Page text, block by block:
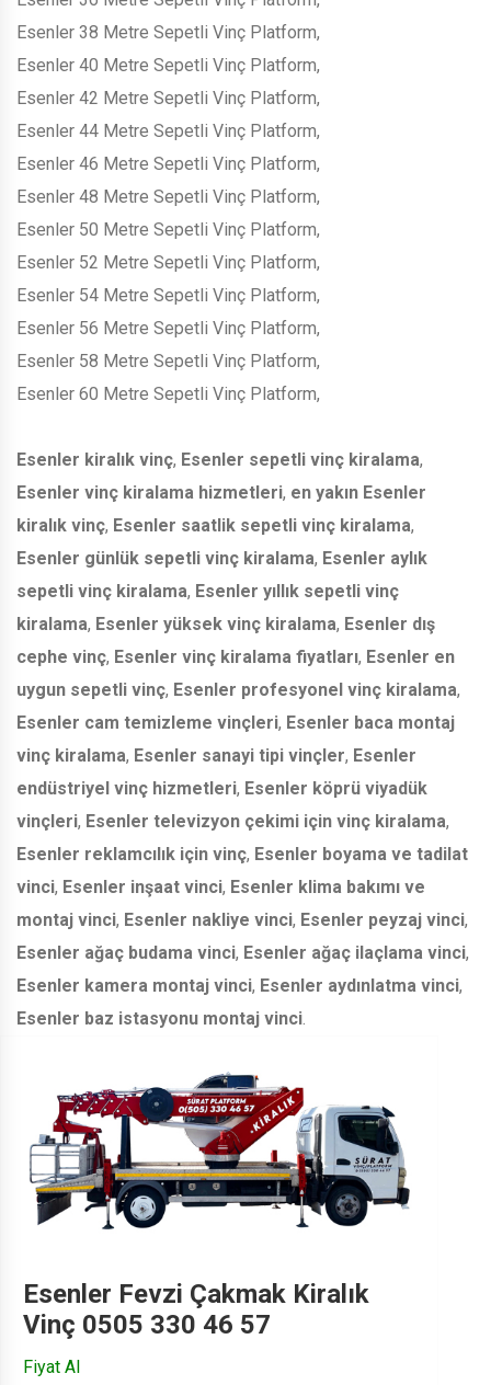
Esenler 38 Metre Sepetli Vinç Platform,
Esenler 40 Metre Sepetli Vinç Platform,
Esenler 42 Metre Sepetli Vinç Platform,
Esenler 44 Metre Sepetli Vinç Platform,
Esenler 46 Metre Sepetli Vinç Platform,
Esenler 48 Metre Sepetli Vinç Platform,
Esenler 50 Metre Sepetli Vinç Platform,
Esenler 52 Metre Sepetli Vinç Platform,
Esenler 54 Metre Sepetli Vinç Platform,
Esenler 56 Metre Sepetli Vinç Platform,
Esenler 58 Metre Sepetli Vinç Platform,
Esenler 60 Metre Sepetli Vinç Platform,
Esenler kiralık vinç, Esenler sepetli vinç kiralama,
Esenler vinç kiralama hizmetleri, en yakın Esenler
kiralık vinç, Esenler saatlik sepetli vinç kiralama,
Esenler günlük sepetli vinç kiralama, Esenler aylık
sepetli vinç kiralama, Esenler yıllık sepetli vinç
kiralama, Esenler yüksek vinç kiralama, Esenler dış
cephe vinç, Esenler vinç kiralama fiyatları, Esenler en
uygun sepetli vinç, Esenler profesyonel vinç kiralama,
Esenler cam temizleme vinçleri, Esenler baca montaj
vinç kiralama, Esenler sanayi tipi vinçler, Esenler
endüstriyel vinç hizmetleri, Esenler köprü viyadük
vinçleri, Esenler televizyon çekimi için vinç kiralama,
Esenler reklamcılık için vinç, Esenler boyama ve tadilat
vinci, Esenler inşaat vinci, Esenler klima bakımı ve
montaj vinci, Esenler nakliye vinci, Esenler peyzaj vinci,
Esenler ağaç budama vinci, Esenler ağaç ilaçlama vinci,
Esenler kamera montaj vinci, Esenler aydınlatma vinci,
Esenler baz istasyonu montaj vinci
Esenler Fevzi Çakmak Kiralık
Vinç 0505 330 46 57
Fiyat Al